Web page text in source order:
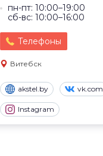
пн-пт: 10:00–19:00
сб-вс: 10:00–16:00
Телефоны
Витебск
akstel.by vk.com
Instagram